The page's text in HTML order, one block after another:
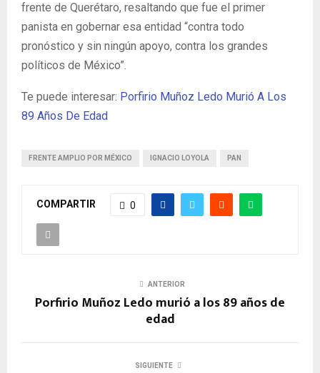
frente de Querétaro, resaltando que fue el primer
panista en gobernar esa entidad “contra todo
pronóstico y sin ningún apoyo, contra los grandes
políticos de México”.
Te puede interesar: Porfirio Muñoz Ledo Murió A Los
89 Años De Edad
FRENTE AMPLIO POR MÉXICO IGNACIO LOYOLA PAN
COMPARTIR 0
ANTERIOR
Porfirio Muñoz Ledo murió a los 89 años de
edad
SIGUIENTE